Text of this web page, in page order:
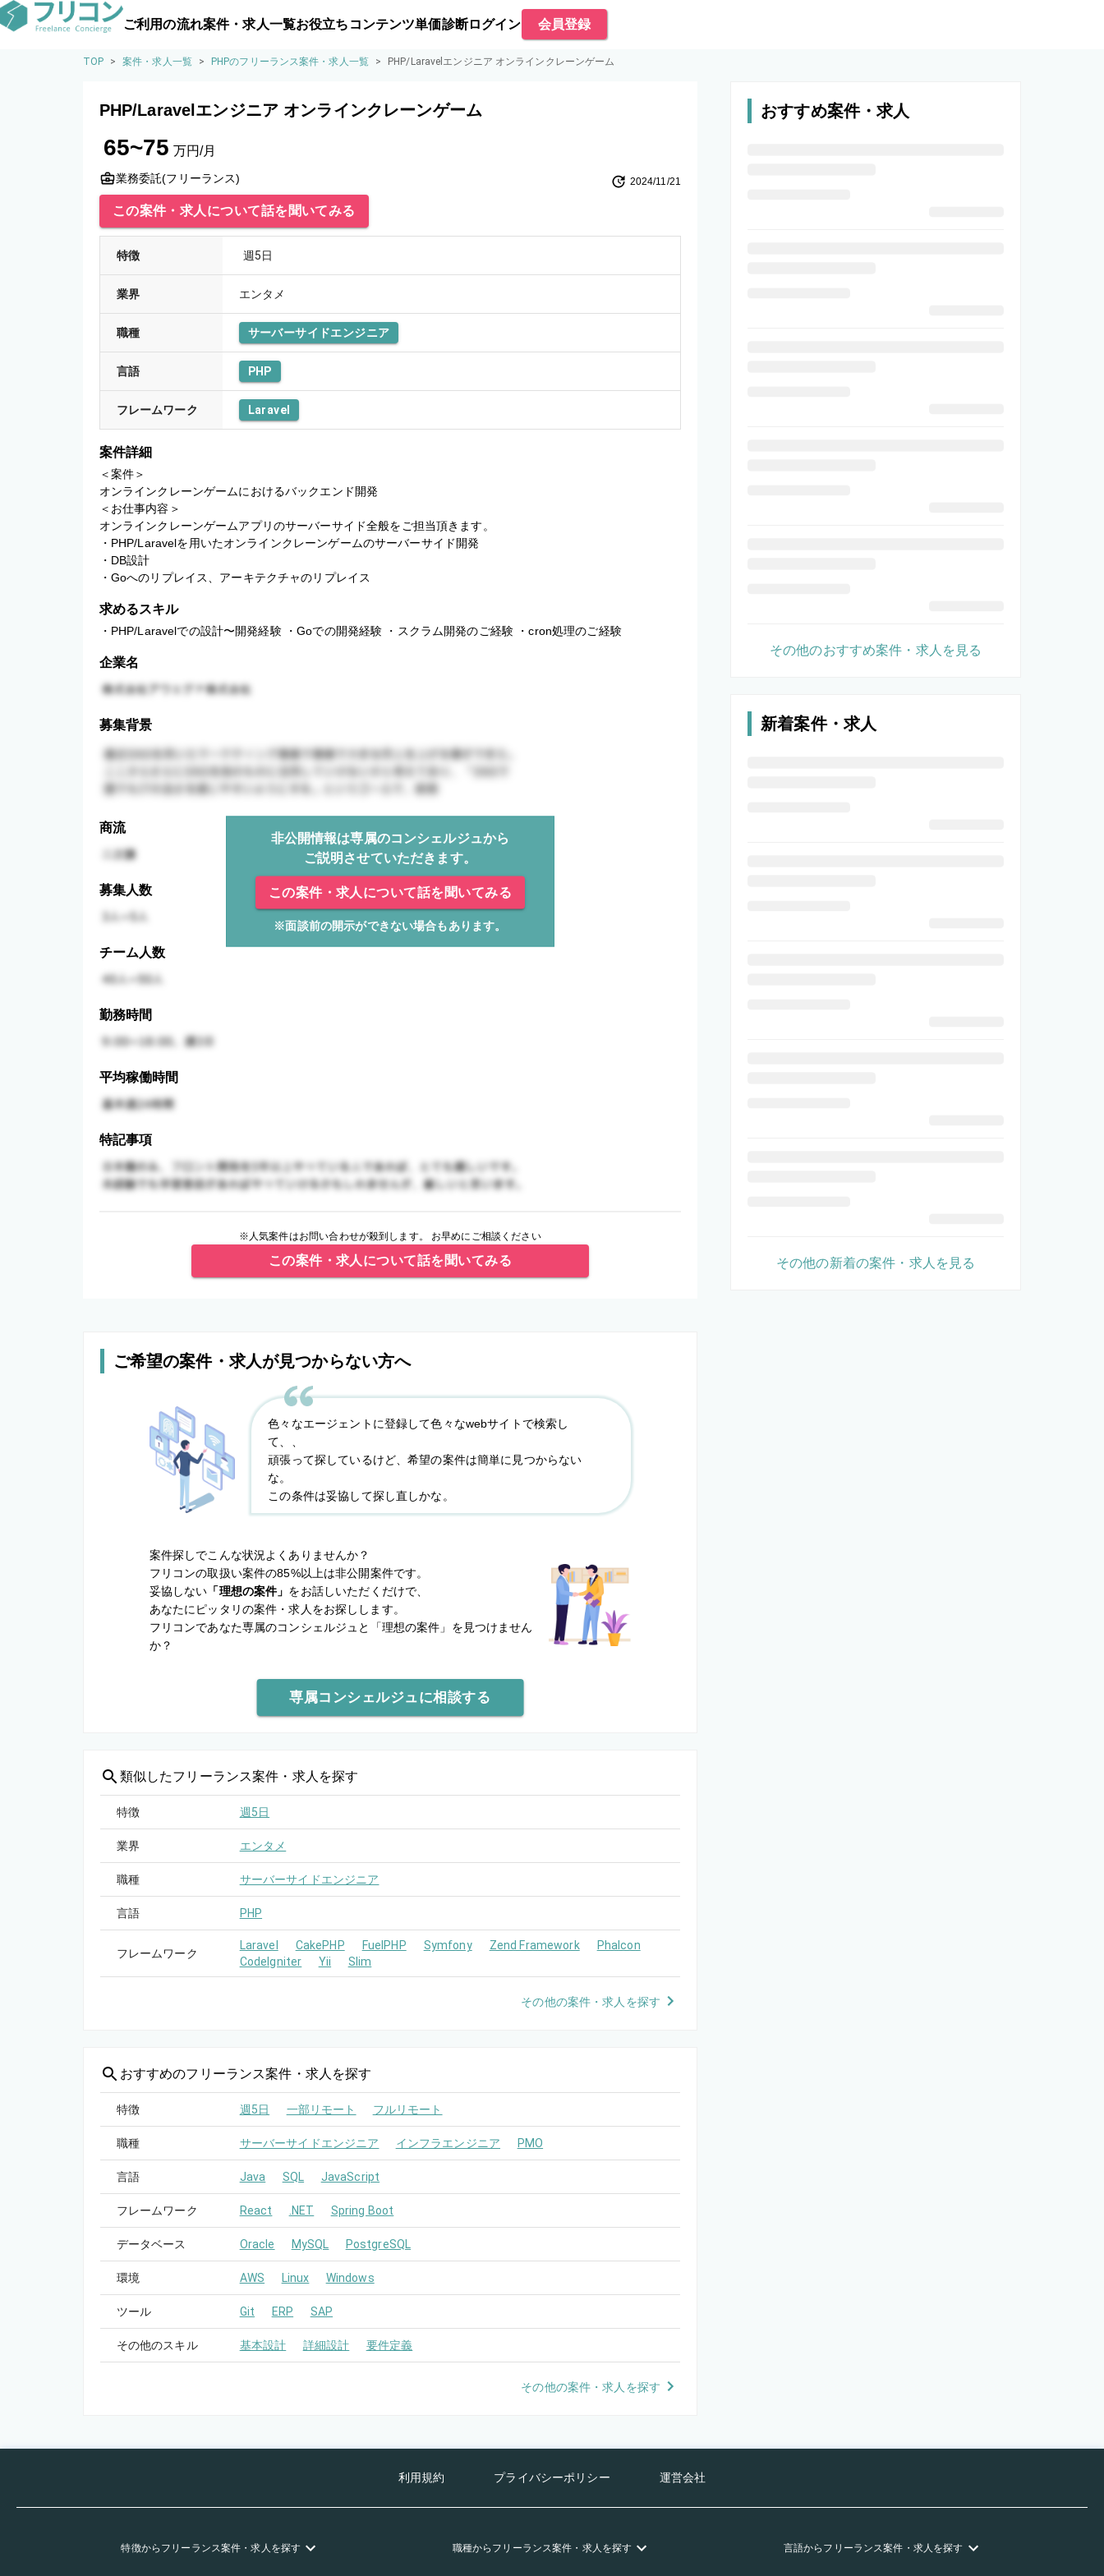
ご利用の流れ案件・求人一覧お役立ちコンテンツ単価診断ログイン 会員登録
TOP > 案件・求人一覧 > PHPのフリーランス案件・求人一覧 > PHP/Laravelエンジニア オンラインクレーンゲーム
PHP/Laravelエンジニア オンラインクレーンゲーム
65~75 万円/月
業務委託(フリーランス) 2024/11/21
この案件・求人について話を聞いてみる
特徴 週5日
業界 エンタメ
職種 サーバーサイドエンジニア
言語 PHP
フレームワーク Laravel
案件詳細
＜案件＞
オンラインクレーンゲームにおけるバックエンド開発
＜お仕事内容＞
オンラインクレーンゲームアプリのサーバーサイド全般をご担当頂きます。
・PHP/Laravelを用いたオンラインクレーンゲームのサーバーサイド開発
・DB設計
・Goへのリプレイス、アーキテクチャのリプレイス
求めるスキル
・PHP/Laravelでの設計〜開発経験 ・Goでの開発経験 ・スクラム開発のご経験 ・cron処理のご経験
企業名
募集背景
商流
非公開情報は専属のコンシェルジュから
ご説明させていただきます。
この案件・求人について話を聞いてみる
※面談前の開示ができない場合もあります。
募集人数
チーム人数
勤務時間
平均稼働時間
特記事項
※人気案件はお問い合わせが殺到します。 お早めにご相談ください
この案件・求人について話を聞いてみる
ご希望の案件・求人が見つからない方へ
色々なエージェントに登録して色々なwebサイトで検索し
て、、
頑張って探しているけど、希望の案件は簡単に見つからない
な。
この条件は妥協して探し直しかな。
案件探しでこんな状況よくありませんか？
フリコンの取扱い案件の85%以上は非公開案件です。
妥協しない 「理想の案件」 をお話しいただくだけで、
あなたにピッタリの案件・求人をお探しします。
フリコンであなた専属のコンシェルジュと
「理想の案件」を見つけません
か？
専属コンシェルジュに相談する
類似したフリーランス案件・求人を探す
特徴 週5日
業界 エンタメ
職種 サーバーサイドエンジニア
言語 PHP
フレームワーク
Laravel CakePHP FuelPHP Symfony Zend Framework
Phalcon
CodeIgniter
Yii Slim
その他の案件・求人を探す
おすすめのフリーランス案件・求人を探す
特徴 週5日 一部リモート フルリモート
職種 サーバーサイドエンジニア インフラエンジニア PMO
言語 Java SQL JavaScript
フレームワーク React .NET Spring Boot
データベース Oracle MySQL PostgreSQL
環境 AWS Linux Windows
ツール Git ERP SAP
その他のスキル 基本設計 詳細設計 要件定義
その他の案件・求人を探す
おすすめ案件・求人
その他のおすすめ案件・求人を見る
新着案件・求人
その他の新着の案件・求人を見る
利用規約 プライバシーポリシー 運営会社
特徴からフリーランス案件・求人を探す 職種からフリーランス案件・求人を探す 言語からフリーランス案件・求人を探す